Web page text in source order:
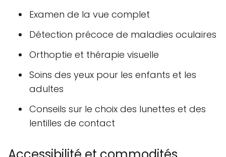
Examen de la vue complet
Détection précoce de maladies oculaires
Orthoptie et thérapie visuelle
Soins des yeux pour les enfants et les
adultes
Conseils sur le choix des lunettes et des
lentilles de contact